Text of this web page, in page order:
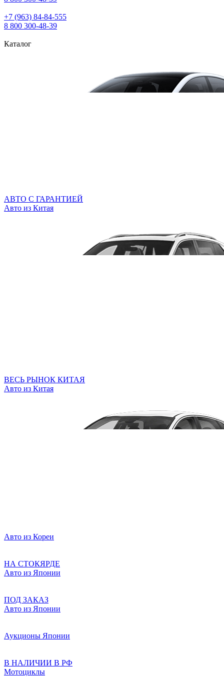
+7 (963) 84‑84‑555
8 800 300‑48‑39
Каталог
АВТО С ГАРАНТИЕЙ
Авто из Китая
ВЕСЬ РЫНОК КИТАЯ
Авто из Китая
Авто из Кореи
НА СТОКЯРДЕ
Авто из Японии
ПОД ЗАКАЗ
Авто из Японии
Аукционы Японии
В НАЛИЧИИ В РФ
Мотоциклы